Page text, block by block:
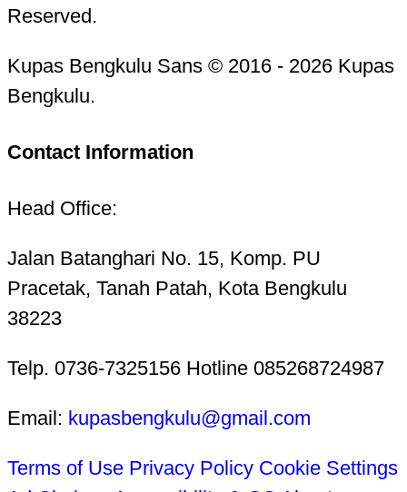
Reserved.
Kupas Bengkulu Sans © 2016 - 2026 Kupas
Bengkulu.
Contact Information
Head Office:
Jalan Batanghari No. 15, Komp. PU
Pracetak, Tanah Patah, Kota Bengkulu
38223
Telp. 0736-7325156 Hotline 085268724987
Email: kupasbengkulu@gmail.com
Terms of Use Privacy Policy Cookie Settings